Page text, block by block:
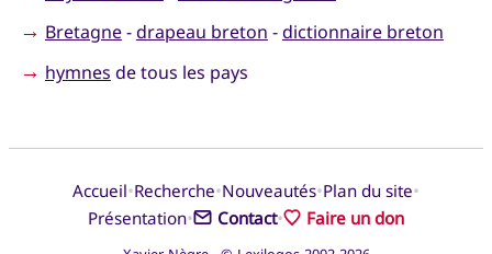
→ Bretagne-drapeau breton -dictionnaire breton
→ hymnes de tous les pays
Accueil•Recherche•Nouveautés•Plan du site•
Présentation• Contact• Faire un don